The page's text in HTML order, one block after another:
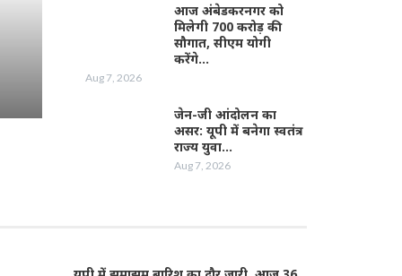
आज अंबेडकरनगर को
मिलेगी 700 करोड़ की
सौगात, सीएम योगी
करेंगे…
Aug 7, 2026
जेन-जी आंदोलन का
असर: यूपी में बनेगा स्वतंत्र
राज्य युवा…
Aug 7, 2026